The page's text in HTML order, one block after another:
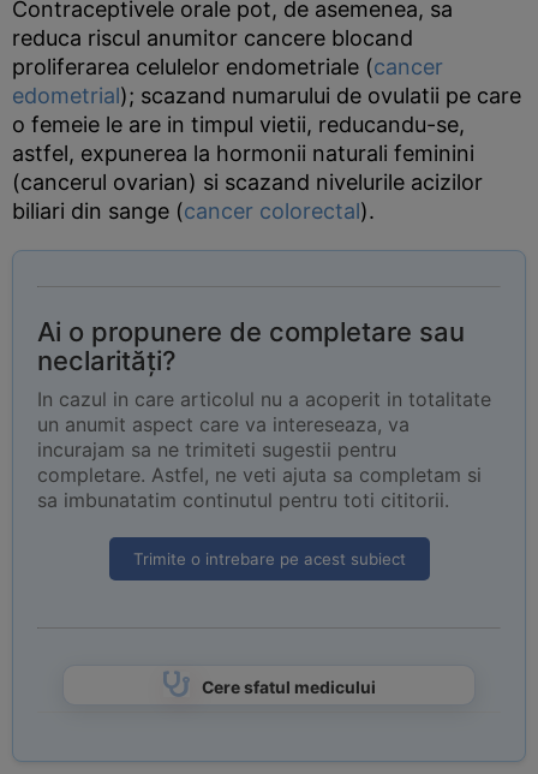
Contraceptivele orale pot, de asemenea, sa
reduca riscul anumitor cancere blocand
proliferarea celulelor endometriale (cancer
edometrial); scazand numarului de ovulatii pe care
o femeie le are in timpul vietii, reducandu-se,
astfel, expunerea la hormonii naturali feminini
(cancerul ovarian) si scazand nivelurile acizilor
biliari din sange (cancer colorectal).
Ai o propunere de completare sau
neclarități?
In cazul in care articolul nu a acoperit in totalitate
un anumit aspect care va intereseaza, va
incurajam sa ne trimiteti sugestii pentru
completare. Astfel, ne veti ajuta sa completam si
sa imbunatatim continutul pentru toti cititorii.
Trimite o intrebare pe acest subiect
Cere sfatul medicului